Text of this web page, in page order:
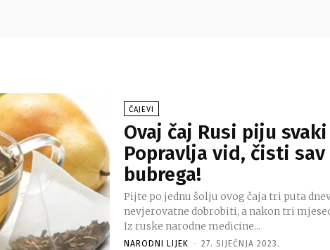
ČAJEVI
Ovaj čaj Rusi piju
Popravlja vid, čisti
bubrega!
Pijte po jednu šolju ovog čaja tri puta
nevjerovatne dobrobiti, a nakon tri
Iz ruske narodne medicine...
NARODNI LIJEK - 27. SIJEČNJA 2023.